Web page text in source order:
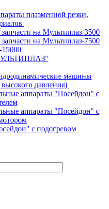
плазменной резки,
на Мультиплаз-3500
на Мультиплаз-7500
машины
давления)
аппараты "Посейдон" с
аппараты "Посейдон" с
с подогревом